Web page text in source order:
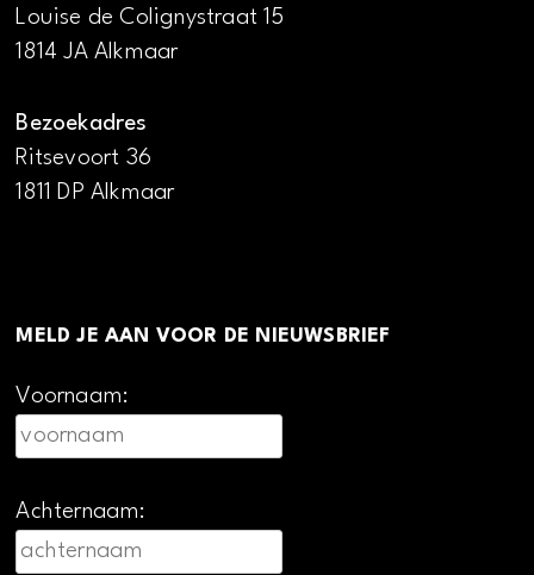
Louise de Colignystraat 15
1814 JA Alkmaar
Bezoekadres
Ritsevoort 36
1811 DP Alkmaar
MELD JE AAN VOOR DE NIEUWSBRIEF
Voornaam:
Achternaam: